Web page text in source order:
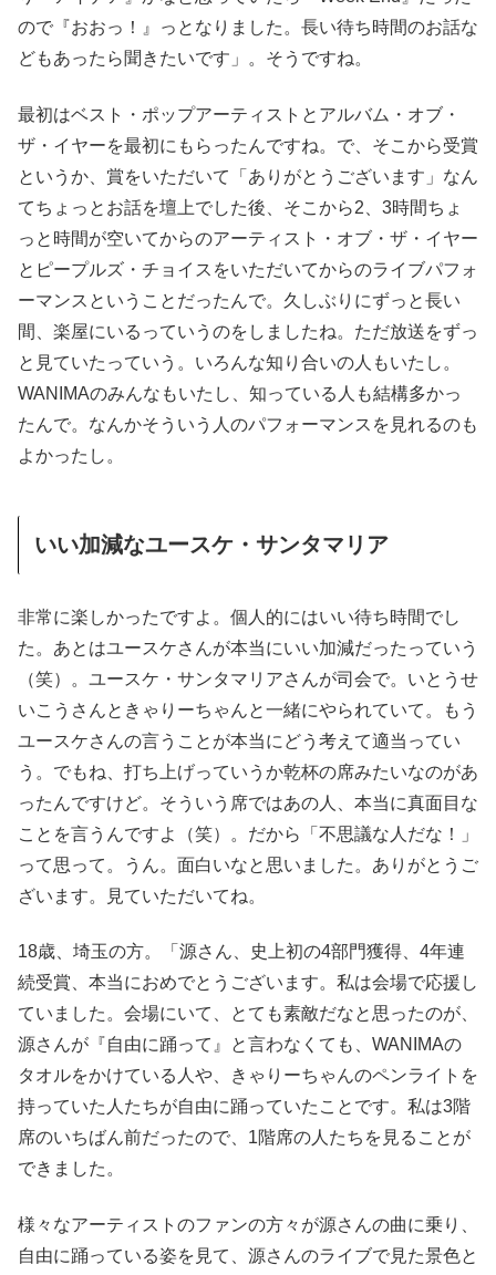
ので『おおっ！』っとなりました。長い待ち時間のお話な
どもあったら聞きたいです」。そうですね。
最初はベスト・ポップアーティストとアルバム・オブ・
ザ・イヤーを最初にもらったんですね。で、そこから受賞
というか、賞をいただいて「ありがとうございます」なん
てちょっとお話を壇上でした後、そこから2、3時間ちょ
っと時間が空いてからのアーティスト・オブ・ザ・イヤー
とピープルズ・チョイスをいただいてからのライブパフォ
ーマンスということだったんで。久しぶりにずっと長い
間、楽屋にいるっていうのをしましたね。ただ放送をずっ
と見ていたっていう。いろんな知り合いの人もいたし。
WANIMAのみんなもいたし、知っている人も結構多かっ
たんで。なんかそういう人のパフォーマンスを見れるのも
よかったし。
いい加減なユースケ・サンタマリア
非常に楽しかったですよ。個人的にはいい待ち時間でし
た。あとはユースケさんが本当にいい加減だったっていう
（笑）。ユースケ・サンタマリアさんが司会で。いとうせ
いこうさんときゃりーちゃんと一緒にやられていて。もう
ユースケさんの言うことが本当にどう考えて適当ってい
う。でもね、打ち上げっていうか乾杯の席みたいなのがあ
ったんですけど。そういう席ではあの人、本当に真面目な
ことを言うんですよ（笑）。だから「不思議な人だな！」
って思って。うん。面白いなと思いました。ありがとうご
ざいます。見ていただいてね。
18歳、埼玉の方。「源さん、史上初の4部門獲得、4年連
続受賞、本当におめでとうございます。私は会場で応援し
ていました。会場にいて、とても素敵だなと思ったのが、
源さんが『自由に踊って』と言わなくても、WANIMAの
タオルをかけている人や、きゃりーちゃんのペンライトを
持っていた人たちが自由に踊っていたことです。私は3階
席のいちばん前だったので、1階席の人たちを見ることが
できました。
様々なアーティストのファンの方々が源さんの曲に乗り、
自由に踊っている姿を見て、源さんのライブで見た景色と